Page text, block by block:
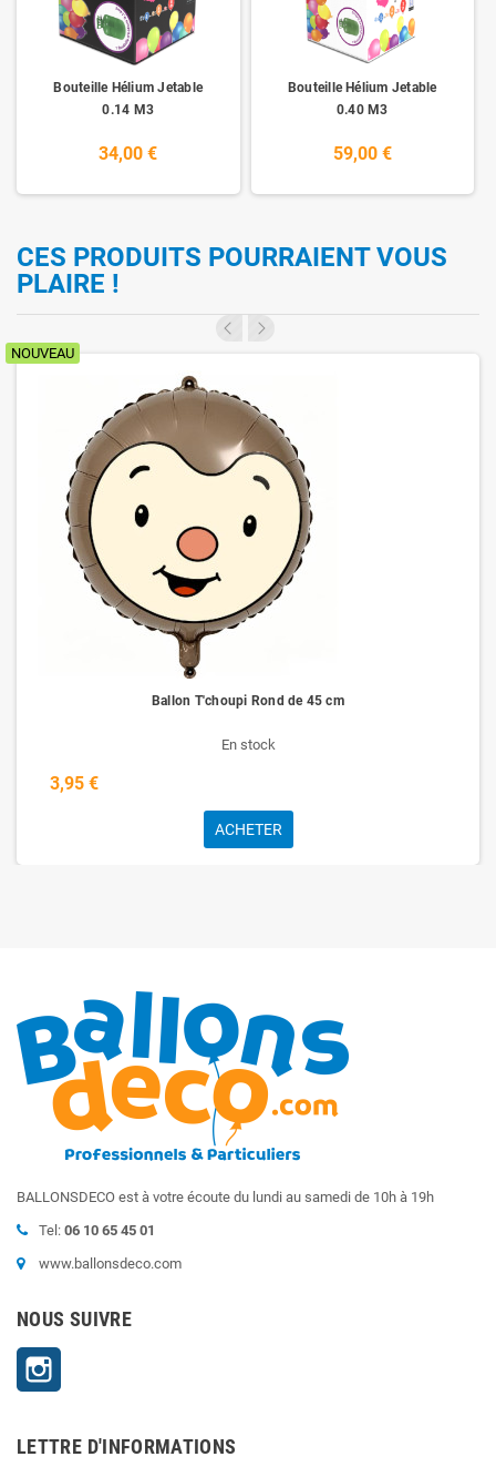
Bouteille Hélium Jetable
0.14 M3
34,00 €
Bouteille Hélium Jetable
0.40 M3
59,00 €
CES PRODUITS POURRAIENT VOUS
PLAIRE !
NOUVEAU
Ballon T'choupi Rond de 45 cm
En stock
3,95 €
ACHETER
BALLONSDECO est à votre écoute du lundi au samedi de 10h à 19h
Tel: 06 10 65 45 01
www.ballonsdeco.com
NOUS SUIVRE
LETTRE D'INFORMATIONS